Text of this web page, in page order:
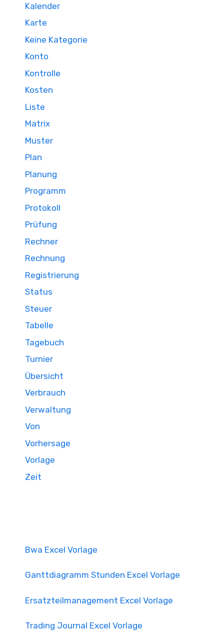
Kalender
Karte
Keine Kategorie
Konto
Kontrolle
Kosten
Liste
Matrix
Muster
Plan
Planung
Programm
Protokoll
Prüfung
Rechner
Rechnung
Registrierung
Status
Steuer
Tabelle
Tagebuch
Turnier
Übersicht
Verbrauch
Verwaltung
Von
Vorhersage
Vorlage
Zeit
Bwa Excel Vorlage
Ganttdiagramm Stunden Excel Vorlage
Ersatzteilmanagement Excel Vorlage
Trading Journal Excel Vorlage